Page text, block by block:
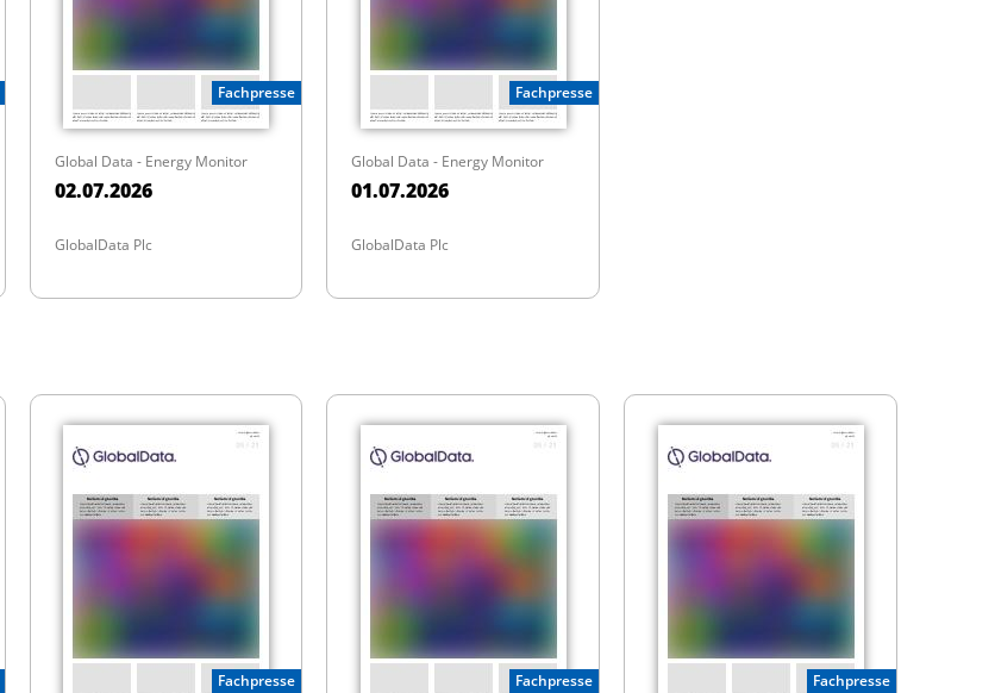
Fachpresse
Global Data - Energy Monitor
02.07.2026
GlobalData Plc
Fachpresse
Global Data - Energy Monitor
01.07.2026
GlobalData Plc
Fachpresse Fachpresse Fachpresse